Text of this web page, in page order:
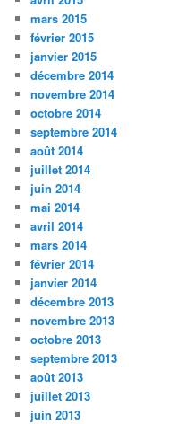
mars 2015
février 2015
janvier 2015
décembre 2014
novembre 2014
octobre 2014
septembre 2014
août 2014
juillet 2014
juin 2014
mai 2014
avril 2014
mars 2014
février 2014
janvier 2014
décembre 2013
novembre 2013
octobre 2013
septembre 2013
août 2013
juillet 2013
juin 2013